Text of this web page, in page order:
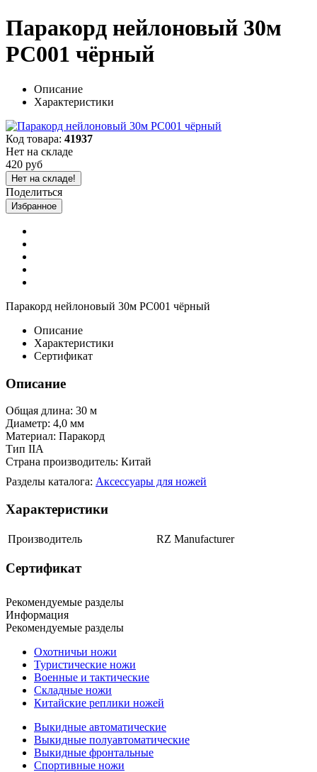
Паракорд нейлоновый 30м
PC001 чёрный
Описание
Характеристики
Код товара: 41937
Нет на складе
420 руб
Нет на складе!
Поделиться
Избранное
Паракорд нейлоновый 30м PC001 чёрный
Описание
Характеристики
Сертификат
Описание
Общая длина: 30 м
Диаметр: 4,0 мм
Материал: Паракорд
Тип IIA
Страна производитель: Китай
Разделы каталога: Аксессуары для ножей
Характеристики
Производитель RZ Manufacturer
Сертификат
Рекомендуемые разделы
Информация
Рекомендуемые разделы
Охотничьи ножи
Туристические ножи
Военные и тактические
Складные ножи
Китайские реплики ножей
Выкидные автоматические
Выкидные полуавтоматические
Выкидные фронтальные
Спортивные ножи